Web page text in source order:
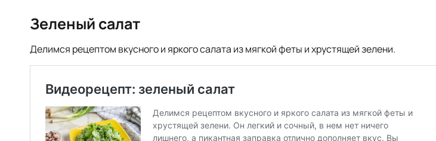
Зеленый салат
Делимся рецептом вкусного и яркого салата из мягкой феты и хрустящей зелени.